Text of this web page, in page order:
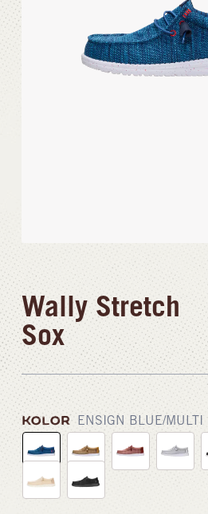
Wally Stretch
Sox
KOLOR ENSIGN BLUE/MULTI